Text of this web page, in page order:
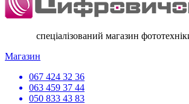
спеціалізований магазин
Магазин
067 424 32 36
063 459 37 44
050 833 43 83